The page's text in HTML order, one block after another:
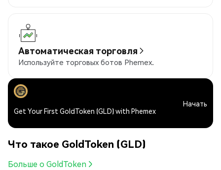
Автоматическая торговля
Используйте торговых ботов Phemex.
Get Your First GoldToken (GLD) with Phemex
Начать
Что такое GoldToken (GLD)
Больше о GoldToken